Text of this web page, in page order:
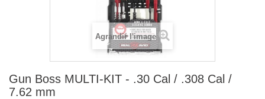
Agrandir l'image
Gun Boss MULTI-KIT - .30 Cal / .308 Cal /
7.62 mm